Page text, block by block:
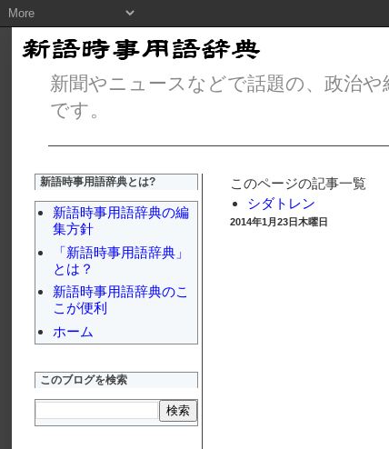
新聞やニュースなどで話題の、政治
です。
このページの記事一覧
シダトレン
2014年1月23日木曜日
新語時事用語辞典とは?
新語時事用語辞典の編
集方針
「新語時事用語辞典」
とは？
新語時事用語辞典のこ
こが便利
ホーム
このブログを検索